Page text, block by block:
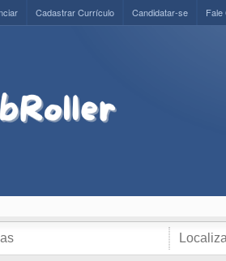
Cadastrar Currículo Candidatar-se Fale